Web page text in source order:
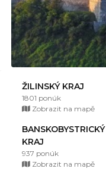
ŽILINSKÝ KRAJ
1801 ponúk
Zobrazit na mapě
BANSKOBYSTRICKÝ
KRAJ
937 ponúk
Zobrazit na mapě